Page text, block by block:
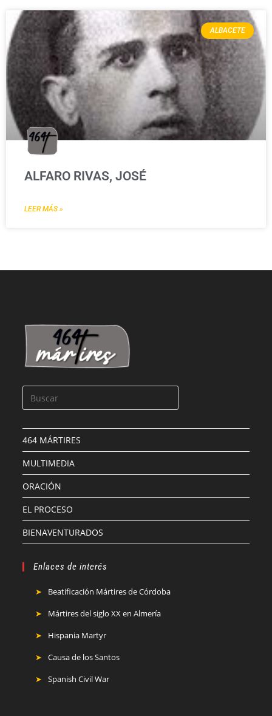
ALBACETE
ALFARO RIVAS, JOSÉ
LEER MÁS »
464 MÁRTIRES
MULTIMEDIA
ORACIÓN
EL PROCESO
BIENAVENTURADOS
Enlaces de interés
Beatificación Mártires de Córdoba
Mártires del siglo XX en Almería
Hispania Martyr
Causa de los Santos
Spanish Civil War